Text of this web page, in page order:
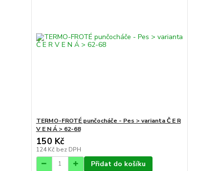
TERMO-FROTÉ punčocháče - Pes > varianta Č E R
V E N Á > 62-68
150 Kč
124 Kč bez DPH
Přidat do košíku